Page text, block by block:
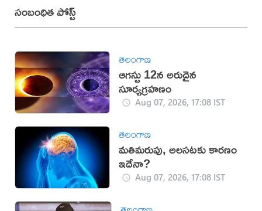
సంబంధిత పోస్ట్
తెలంగాణ
ఆగస్టు 12న అరుదైన
సూర్యగ్రహణం
Aug 07, 2026, 17:08 IST
తెలంగాణ
మతిమరుపు, అలసటకు కారణం
ఇదేనా?
Aug 07, 2026, 17:08 IST